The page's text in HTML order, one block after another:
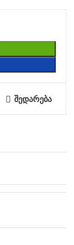
შედარება